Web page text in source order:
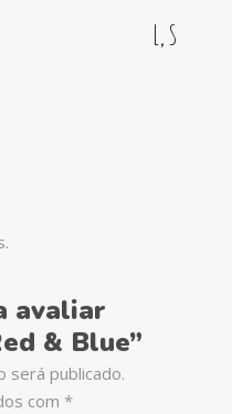
L, S
avaliar
& Blue”
será publicado.
com *